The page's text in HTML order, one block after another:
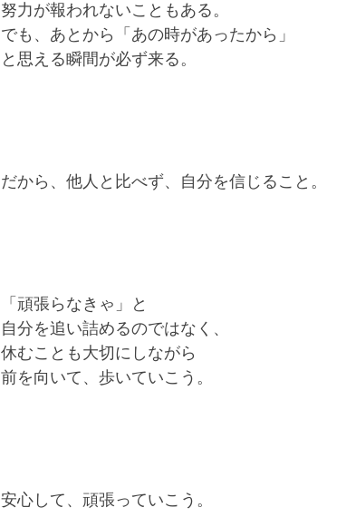
努力が報われないこともある。
でも、あとから「あの時があったから」
と思える瞬間が必ず来る。
だから、他人と比べず、自分を信じること。
「頑張らなきゃ」と
自分を追い詰めるのではなく、
休むことも大切にしながら
前を向いて、歩いていこう。
安心して、頑張っていこう。